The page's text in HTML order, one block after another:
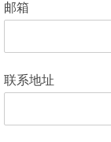
邮箱
联系地址